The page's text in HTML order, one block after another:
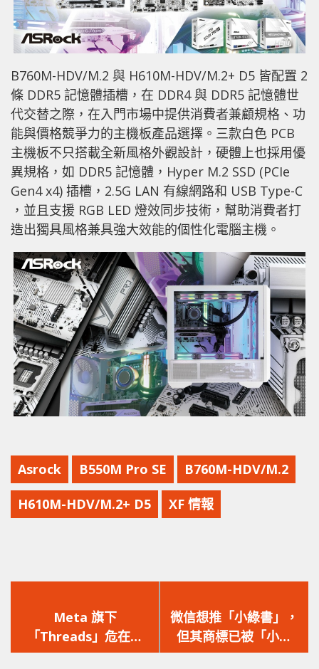
B760M-HDV/M.2 與 H610M-HDV/M.2+ D5 皆配置 2
條 DDR5 記憶體插槽，在 DDR4 與 DDR5 記憶體世
代交替之際，在入門市場中提供消費者兼顧規格、功
能與價格競爭力的主機板產品選擇。三款白色 PCB
主機板不只搭載全新風格外觀設計，硬體上也採用優
異規格，如 DDR5 記憶體，Hyper M.2 SSD (PCIe
Gen4 x4) 插槽，2.5G LAN 有線網路和 USB Type-C
，並且支援 RGB LED 燈效同步技術，幫助消費者打
造出獨具風格兼具強大效能的個性化電腦主機。
Asrock B550M Pro SE B760M-HDV/M.2
H610M-HDV/M.2+ D5 XF 情報
一
篇
文
Meta 旗下
「Threads」危在旦
夕，用戶流失超過一
一
篇
文
微信想推「小綠書」，
但其商標已被「小紅
書」註冊！